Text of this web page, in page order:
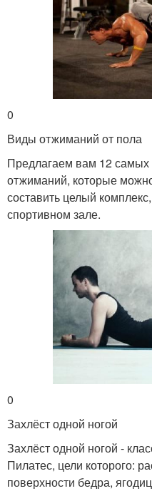
0
Виды отжиманий от пола
Предлагаем вам 12
отжиманий, которые
составить целый
спортивном зале.
0
Захлёст одной ногой
Захлёст одной ногой -
Пилатес, цели которого:
поверхности бедра,